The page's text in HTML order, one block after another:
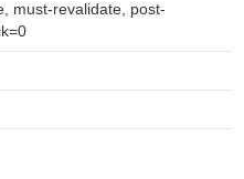
must-revalidate, post-